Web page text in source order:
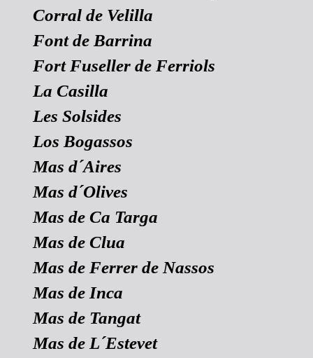
Corral de Velilla
Font de Barrina
Fort Fuseller de Ferriols
La Casilla
Les Solsides
Los Bogassos
Mas d´Aires
Mas d´Olives
Mas de Ca Targa
Mas de Clua
Mas de Ferrer de Nassos
Mas de Inca
Mas de Tangat
Mas de L´Estevet